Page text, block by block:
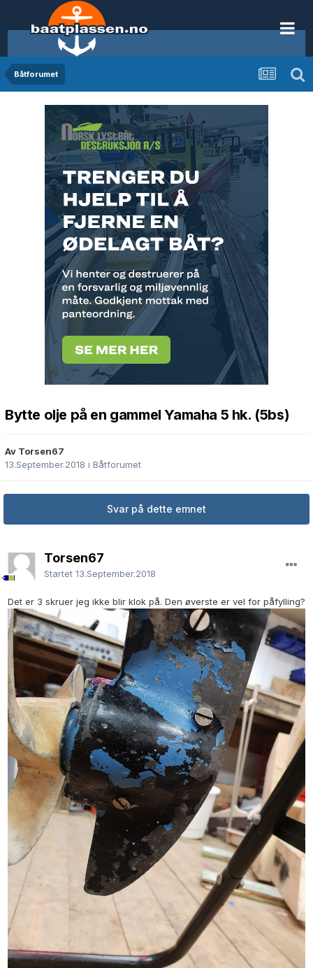
Båtforumet
Bytte olje på en gammel Yamaha 5 hk. (5bs)
Av Torsen67
13.September.2018 i Båtforumet
Svar på dette emnet
Torsen67
Startet 13.September.2018
Det er 3 skruer jeg ikke blir klok på. Den øverste er vel for påfylling?